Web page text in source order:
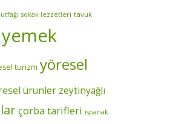
sokak lezzetleri tavuk
yemek
turizm yöresel
ürünler zeytinyağlı
çorba tarifleri ıspanak